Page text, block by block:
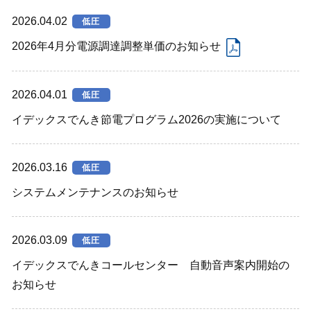
2026.04.02 低圧
2026年4月分電源調達調整単価のお知らせ
2026.04.01 低圧
イデックスでんき節電プログラム2026の実施について
2026.03.16 低圧
システムメンテナンスのお知らせ
2026.03.09 低圧
イデックスでんきコールセンター 自動音声案内開始の
お知らせ